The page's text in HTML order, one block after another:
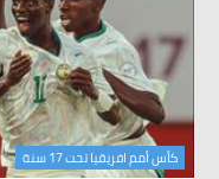
كأس أمم افريقيا تحت 17 سنة